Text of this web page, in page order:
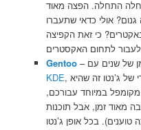
התחלה. הפצה מאוד
אולי כדאי שתעברו
כי זאת הקפיצה
Gentoo
של שנים עם
KDE, אולי תרצו להתנסות בה. הקטע העיקרי של ג’נטו זה שהיא
במיוחד עבורכם,
מאוד זמן, אבל תוכנות
טוענים). בכל אופן ג’נטו